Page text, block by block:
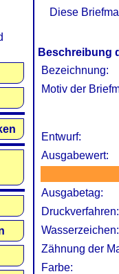
Diese
Beschreibung
Bezeichnung:
Motiv der
Entwurf:
Ausgabewert:
Ausgabetag:
Druckverfahren:
Wasserzeichen:
Zähnung der
Farbe: